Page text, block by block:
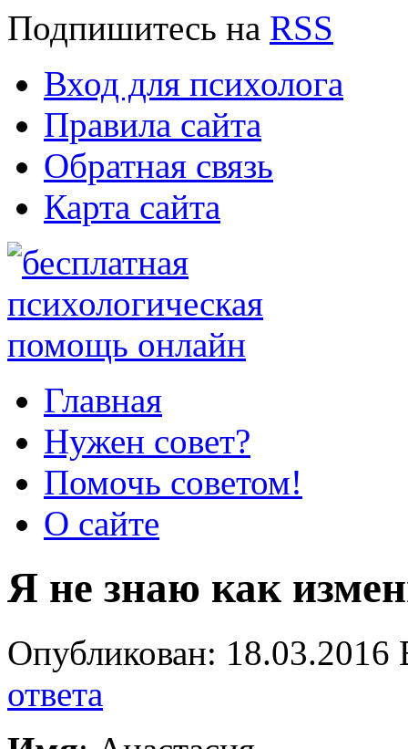
Подпишитесь на RSS
Вход для психолога
Правила сайта
Обратная связь
Карта сайта
Главная
Нужен совет?
Помочь советом!
О сайте
Я не знаю как
Опубликован:
ответа